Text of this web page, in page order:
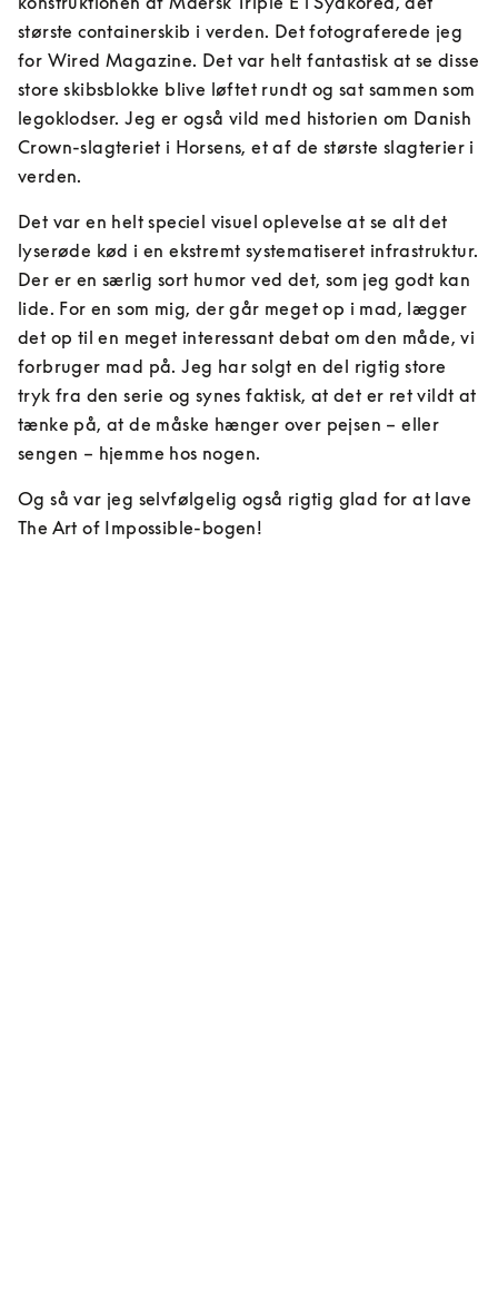
største containerskib i verden. Det fotograferede jeg
for Wired Magazine. Det var helt fantastisk at se disse
store skibsblokke blive løftet rundt og sat sammen som
legoklodser. Jeg er også vild med historien om Danish
Crown-slagteriet i Horsens, et af de største slagterier i
verden.
Det var en helt speciel visuel oplevelse at se alt det
lyserøde kød i en ekstremt systematiseret infrastruktur.
Der er en særlig sort humor ved det, som jeg godt kan
lide. For en som mig, der går meget op i mad, lægger
det op til en meget interessant debat om den måde, vi
forbruger mad på. Jeg har solgt en del rigtig store
tryk fra den serie og synes faktisk, at det er ret vildt at
tænke på, at de måske hænger over pejsen – eller
sengen – hjemme hos nogen.
Og så var jeg selvfølgelig også rigtig glad for at lave
The Art of Impossible-bogen!